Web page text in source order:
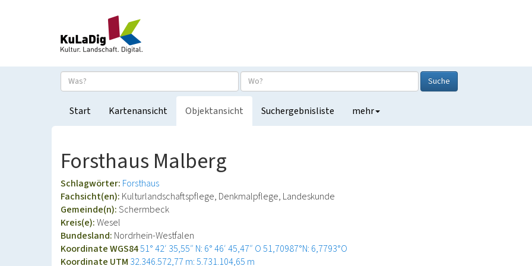
Suche
Start Kartenansicht Objektansicht Suchergebnisliste mehr
Forsthaus Malberg
Schlagwörter: Forsthaus
Fachsicht(en): Kulturlandschaftspflege, Denkmalpflege, Landeskunde
Gemeinde(n):Schermbeck
Kreis(e):Wesel
Bundesland: Nordrhein-Westfalen
Koordinate WGS8451° 42′ 35,55″ N: 6° 46′ 45,47″ O51,70987°N: 6,7793°O
Koordinate UTM 32.346.572,77 m: 5.731.104,65 m